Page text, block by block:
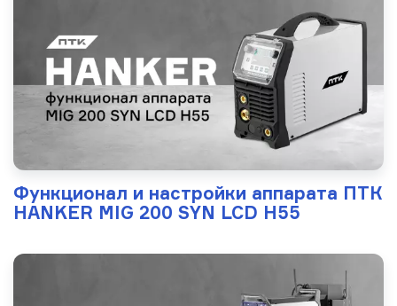
Функционал и настройки аппарата ПТК
HANKER MIG 200 SYN LCD H55